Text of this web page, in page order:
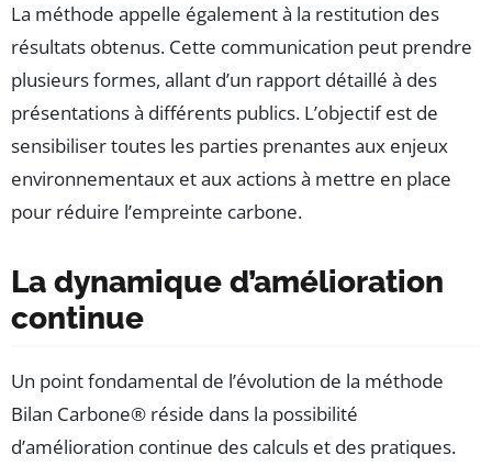
La méthode appelle également à la restitution des
résultats obtenus. Cette communication peut prendre
plusieurs formes, allant d’un rapport détaillé à des
présentations à différents publics. L’objectif est de
sensibiliser toutes les parties prenantes aux enjeux
environnementaux et aux actions à mettre en place
pour réduire l’empreinte carbone.
La dynamique d’amélioration
continue
Un point fondamental de l’évolution de la méthode
Bilan Carbone® réside dans la possibilité
d’amélioration continue des calculs et des pratiques.